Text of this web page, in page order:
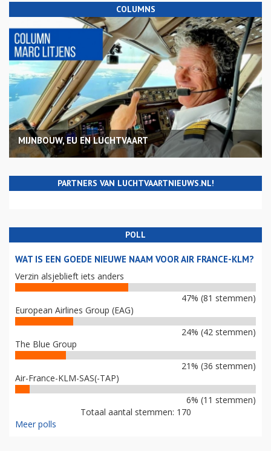
COLUMNS
MIJNBOUW, EU EN LUCHTVAART
PARTNERS VAN LUCHTVAARTNIEUWS.NL!
POLL
WAT IS EEN GOEDE NIEUWE NAAM VOOR AIR FRANCE-KLM?
Verzin alsjeblieft iets anders
47% (81 stemmen)
European Airlines Group (EAG)
24% (42 stemmen)
The Blue Group
21% (36 stemmen)
Air-France-KLM-SAS(-TAP)
6% (11 stemmen)
Totaal aantal stemmen: 170
Meer polls